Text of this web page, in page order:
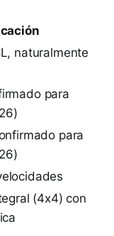
naturalmente
para
para
(4x4) con